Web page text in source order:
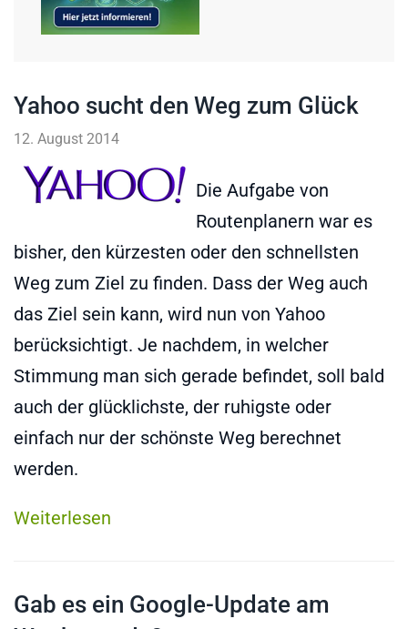
Yahoo sucht den Weg zum Glück
12. August 2014
Die Aufgabe von
Routenplanern war es
bisher, den kürzesten oder den schnellsten
Weg zum Ziel zu finden. Dass der Weg auch
das Ziel sein kann, wird nun von Yahoo
berücksichtigt. Je nachdem, in welcher
Stimmung man sich gerade befindet, soll bald
auch der glücklichste, der ruhigste oder
einfach nur der schönste Weg berechnet
werden.
Weiterlesen
Gab es ein Google-Update am